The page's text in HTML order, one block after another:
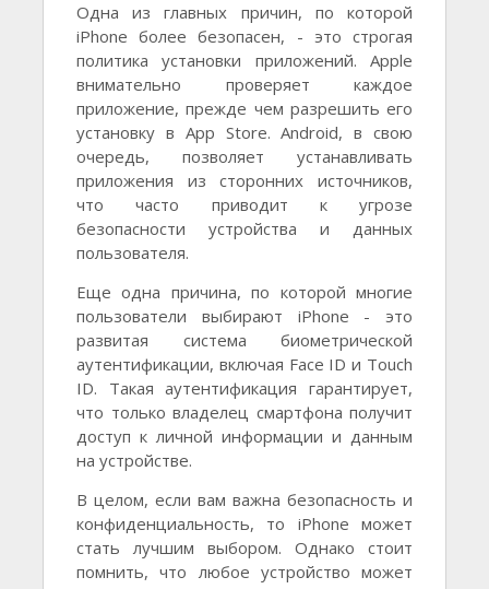
Одна из главных причин, по которой
iPhone более безопасен, - это строгая
политика установки приложений. Apple
внимательно проверяет каждое
приложение, прежде чем разрешить его
установку в App Store. Android, в свою
очередь, позволяет устанавливать
приложения из сторонних источников,
что часто приводит к угрозе
безопасности устройства и данных
пользователя.
Еще одна причина, по которой многие
пользователи выбирают iPhone - это
развитая система биометрической
аутентификации, включая Face ID и Touch
ID. Такая аутентификация гарантирует,
что только владелец смартфона получит
доступ к личной информации и данным
на устройстве.
В целом, если вам важна безопасность и
конфиденциальность, то iPhone может
стать лучшим выбором. Однако стоит
помнить, что любое устройство может